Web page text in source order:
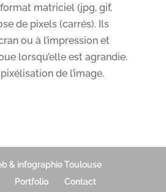
matriciel (jpg, gif,
de pixels (carrés). Ils
ou à l’impression et
lorsqu’elle est agrandie.
de l’image.
& infographie Toulouse
Portfolio Contact